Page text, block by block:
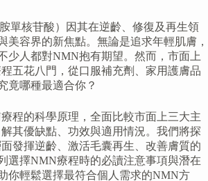
單核苷酸）因其在逆齡、修復及再生領
美容界的新焦點。無論是追求年輕肌膚，
少人都對NMN抱有期望。然而，市面上
五花八門，從口服補充劑、家用護膚品
竟哪種最適合你？
程的科學原理，全面比較市面上三大主
其優缺點、功效與適用情況。我們將探
發揮逆齡、激活毛囊再生、改善膚質的
選擇NMN療程時的必讀注意事項與潛在
你輕鬆選擇最符合個人需求的NMN方